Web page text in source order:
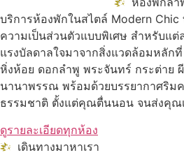
บริการห้องพักในสไตล์ Modern Chic
ความเป็นส่วนตัวแบบพิเศษ สำหรับแต่
แรงบัลดาลใจมาจากสิ่งแวดล้อมหลัก
หิ่งห้อย ดอกลำพู พระจันทร์ กระต่าย
นานาพรรณ พร้อมด้วยบรรยากาศริม
ธรรมชาติ ตั้งแต่คุณตื่นนอน จนส่งคุณ
ดูรายละเอียดทุกห้อง
เดินทางมาหาเรา